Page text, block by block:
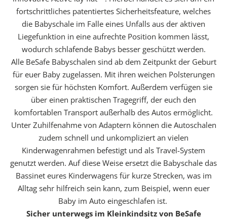
fortschrittliches patentiertes Sicherheitsfeature, welches
die Babyschale im Falle eines Unfalls aus der aktiven
Liegefunktion in eine aufrechte Position kommen lässt,
wodurch schlafende Babys besser geschützt werden.
Alle BeSafe Babyschalen sind ab dem Zeitpunkt der Geburt
für euer Baby zugelassen. Mit ihren weichen Polsterungen
sorgen sie für höchsten Komfort. Außerdem verfügen sie
über einen praktischen Tragegriff, der euch den
komfortablen Transport außerhalb des Autos ermöglicht.
Unter Zuhilfenahme von Adaptern können die Autoschalen
zudem schnell und unkompliziert an vielen
Kinderwagenrahmen befestigt und als Travel-System
genutzt werden. Auf diese Weise ersetzt die Babyschale das
Bassinet eures Kinderwagens für kurze Strecken, was im
Alltag sehr hilfreich sein kann, zum Beispiel, wenn euer
Baby im Auto eingeschlafen ist.
Sicher unterwegs im Kleinkindsitz von BeSafe